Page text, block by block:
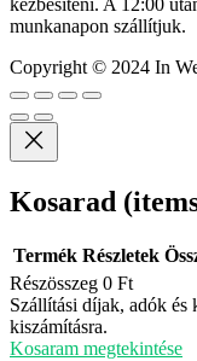
munkanapon szállítjuk.
Copyright © 2024 In
Kosarad
Termékek
a
Termék Részletek
Részösszeg 0 Ft
Szállítási díjak, adók és
kiszámításra.
Kosaram megtekintése